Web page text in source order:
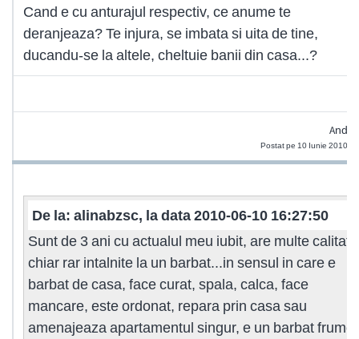
Cand e cu anturajul respectiv, ce anume te
deranjeaza? Te injura, se imbata si uita de tine,
ducandu-se la altele, cheltuie banii din casa...?
Postat pe 10 Iunie 2010
De la: alinabzsc, la data 2010-06-10 16:27:50
Sunt de 3 ani cu actualul meu iubit, are multe calitati
chiar rar intalnite la un barbat...in sensul in care e
barbat de casa, face curat, spala, calca, face
mancare, este ordonat, repara prin casa sau
amenajeaza apartamentul singur, e un barbat